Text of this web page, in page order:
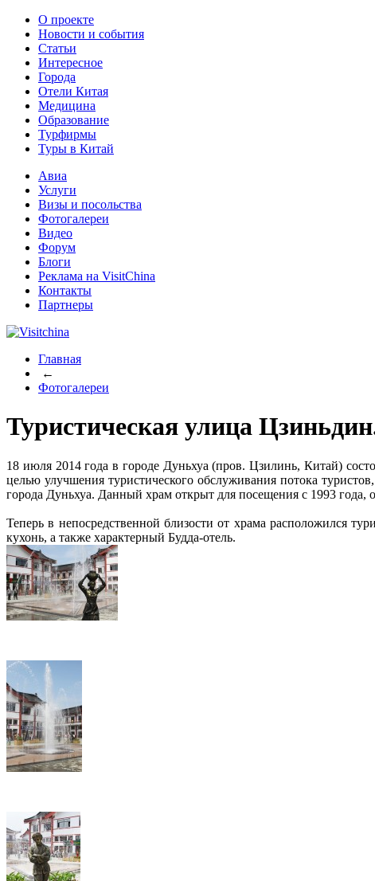
О проекте
Новости и события
Статьи
Интересное
Города
Отели Китая
Медицина
Образование
Турфирмы
Туры в Китай
Авиа
Услуги
Визы и посольства
Фотогалереи
Видео
Форум
Блоги
Реклама на VisitChina
Контакты
Партнеры
Главная
←
Фотогалереи
Туристическая улица
18 июля 2014 года в городе Дуньхуа (пров. Цзилинь, Китай)
целью улучшения туристического обслуживания потока
города Дуньхуа. Данный храм открыт для посещения с 1993
Теперь в непосредственной близости от храма расположился
кухонь, а также характерный Будда-отель.